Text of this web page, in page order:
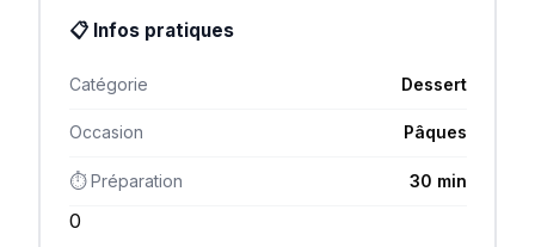
📋 Infos pratiques
Catégorie Dessert
Occasion Pâques
⏱ Préparation 30 min
0